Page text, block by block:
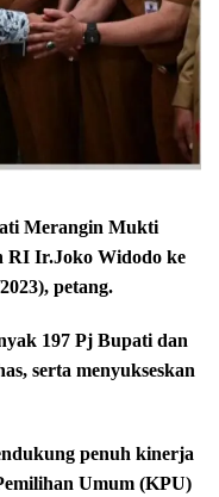
Merangin Mukti
RI Ir.Joko Widodo ke
petang.
197 Pj Bupati dan
serta menyukseskan
penuh kinerja
Umum (KPU)